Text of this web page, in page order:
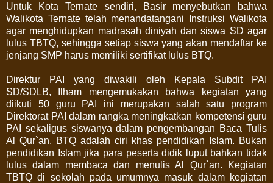
Untuk Kota Ternate sendiri, Basir menyebutkan bahwa
Walikota Ternate telah menandatangani Instruksi Walikota
agar menghidupkan madrasah diniyah dan siswa SD agar
lulus TBTQ, sehingga setiap siswa yang akan mendaftar ke
jenjang SMP harus memiliki sertifikat lulus BTQ.
Direktur PAI yang diwakili oleh Kepala Subdit PAI
SD/SDLB, Ilham mengemukakan bahwa kegiatan yang
diikuti 50 guru PAI ini merupakan salah satu program
Direktorat PAI dalam rangka meningkatkan kompetensi guru
PAI sekaligus siswanya dalam pengembangan Baca Tulis
Al Qur`an. BTQ adalah ciri khas pendidikan Islam. Bukan
pendidikan Islam jika para peserta didik luput bahkan tidak
lulus dalam membaca dan menulis Al Qur`an. Kegiatan
TBTQ di sekolah pada umumnya masuk dalam kegiatan